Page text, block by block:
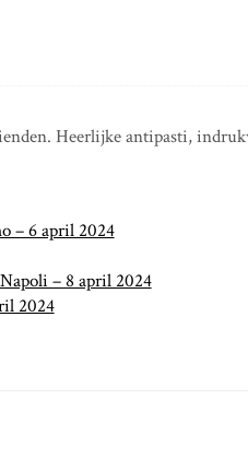
Heerlijke antipasti,
– 6 april 2024
– 8 april 2024
2024